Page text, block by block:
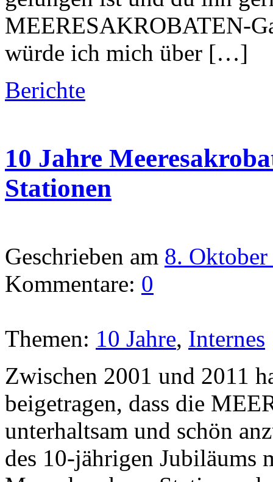
MEERESAKROBATEN-
würde ich mich über […]
Berichte
10 Jahre
Stationen
Geschrieben am 8.
Kommentare: 0
Themen: 10 Jahre, Internes
Zwischen 2001 und 2011
beigetragen, dass die
unterhaltsam und schön
des 10-jährigen Jubiläums